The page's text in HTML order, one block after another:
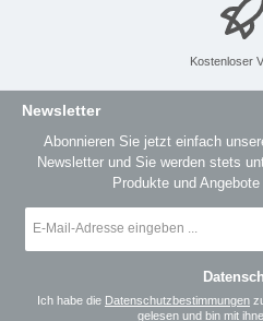
Kostenloser
Newsletter
Abonnieren Sie jetzt einfach
Newsletter und Sie werden stets
Produkte und
Mail-
Ich habe die Datenschutzbestimmungen
gelesen und bin mit